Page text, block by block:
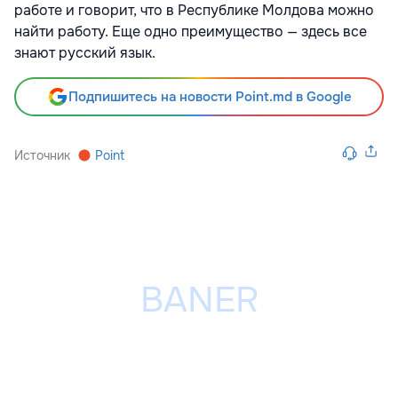
работе и говорит, что в Республике Молдова можно
найти работу. Еще одно преимущество — здесь все
знают русский язык.
Подпишитесь на новости Point.md в Google
Источник Point